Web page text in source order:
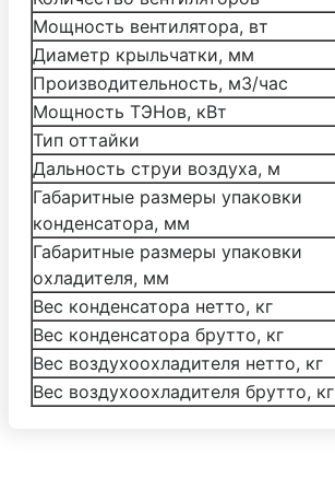
Мощность вентилятора, вт
Диаметр крыльчатки, мм
Производительность, м3/час
Мощность ТЭНов, кВт
Тип оттайки
Дальность струи воздуха, м
Габаритные размеры упаковки
конденсатора, мм
Габаритные размеры упаковки
охладителя, мм
Вес конденсатора нетто, кг
Вес конденсатора брутто, кг
Вес воздухоохладителя нетто, кг
Вес воздухоохладителя брутто, кг